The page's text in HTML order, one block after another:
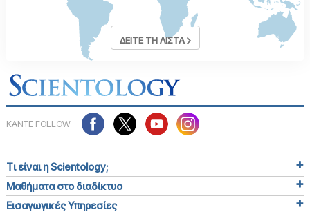
ΔΕΙΤΕ ΤΗ ΛΙΣΤΑ
ΚΑΝΤΕ FOLLOW
Τι είναι η Scientology;
Μαθήματα στο διαδίκτυο
Εισαγωγικές Υπηρεσίες